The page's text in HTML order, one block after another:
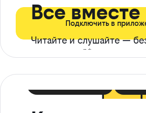
Все вместе
Читайте и слушайте —
ограничений*
Подключить в